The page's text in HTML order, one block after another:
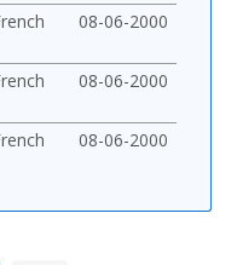
08-06-2000
08-06-2000
08-06-2000